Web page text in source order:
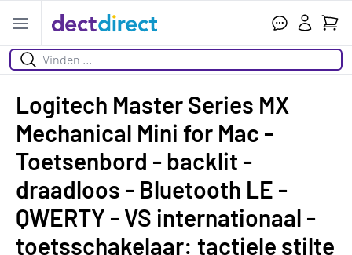
Open menu
Zoeken
Logitech Master Series MX
Mechanical Mini for Mac -
Toetsenbord - backlit -
draadloos - Bluetooth LE -
QWERTY - VS internationaal -
toetsschakelaar: tactiele stilte